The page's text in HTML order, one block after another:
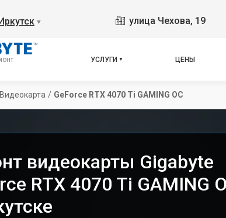
▼ улица Чехова, 19
УСЛУГИ ЦЕНЫ
Видеокарта / GeForce RTX 4070 Ti GAMING OC
видеокарты Gigabyte
RTX 4070 Ti GAMING